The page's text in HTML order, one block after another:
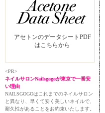
アセトンのデータシートPDF
はこちらから
<PR>
ネイルサロンNailsgogoが東京で一番安
い理由
NAILSGOGOはこれまでのネイルサロン
と異なり、早くて安く美しいネイルで、
耐久性があることをお約束いたします。